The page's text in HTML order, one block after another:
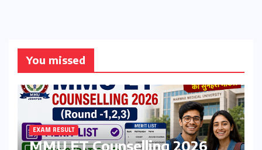
You missed
EXAM RESULT
MMU ET Counselling 2026